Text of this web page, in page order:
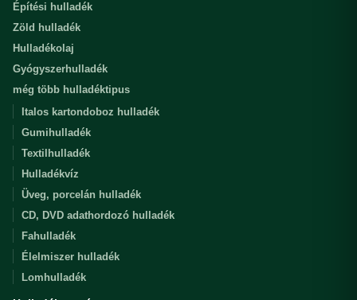
Építési hulladék
Zöld hulladék
Hulladékolaj
Gyógyszerhulladék
még több hulladéktipus
Italos kartondoboz hulladék
Gumihulladék
Textilhulladék
Hulladékvíz
Üveg, porcelán hulladék
CD, DVD adathordozó hulladék
Fahulladék
Élelmiszer hulladék
Lomhulladék